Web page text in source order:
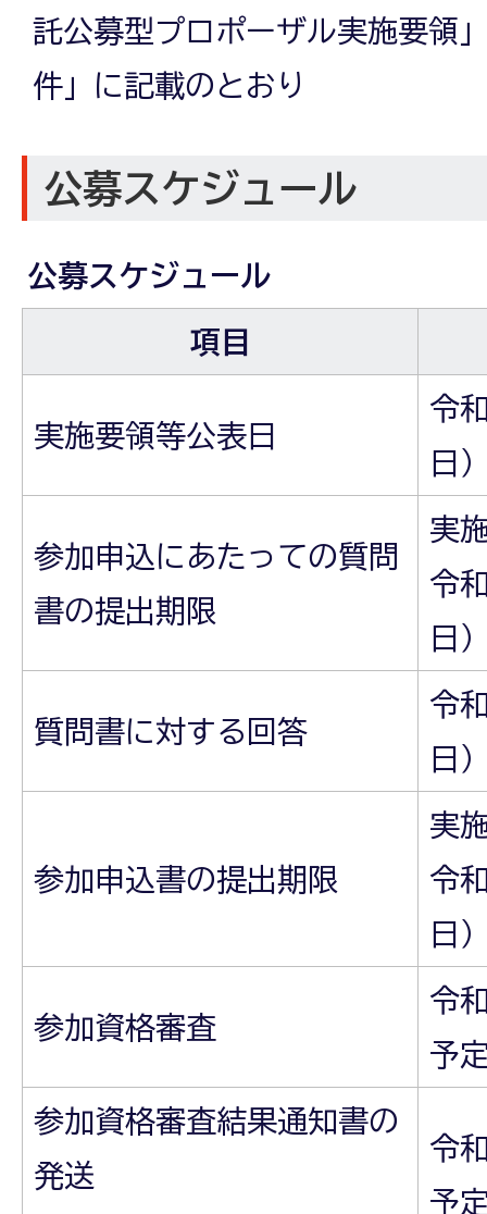
託公募型プロポーザル実施要領
件」に記載のとおり
公募スケジュール
公募スケジュール
項目
実施要領等公表日
令
日
参加申込にあたっての質問
書の提出期限
実
令
日
質問書に対する回答
令
日
参加申込書の提出期限
実
令
日
参加資格審査
令
予
参加資格審査結果通知書の
発送
令
予